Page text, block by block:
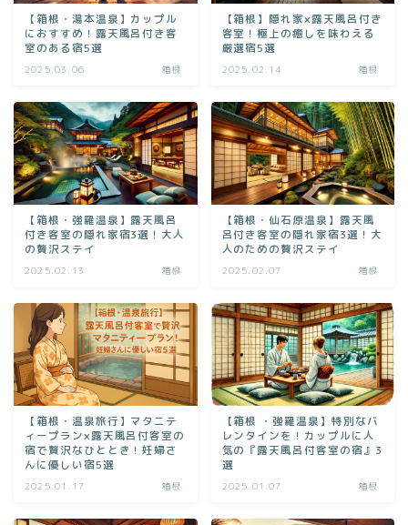
【箱根・湯本温泉】カップル
におすすめ！露天風呂付き客
室のある宿5選
2025.03.06 箱根
【箱根】隠れ家×露天風呂付き
客室！極上の癒しを味わえる
厳選宿5選
2025.02.14 箱根
【箱根・強羅温泉】露天風呂
付き客室の隠れ家宿3選！大人
の贅沢ステイ
2025.02.13 箱根
【箱根・仙石原温泉】露天風
呂付き客室の隠れ家宿3選！大
人のための贅沢ステイ
2025.02.07 箱根
【箱根・温泉旅行】マタニテ
ィープラン×露天風呂付客室の
宿で贅沢なひととき！妊婦さ
んに優しい宿5選
2025.01.17 箱根
【箱根 ・強羅温泉】特別なバ
レンタインを！カップルに人
気の『露天風呂付客室の宿』3
選
2025.01.07 箱根